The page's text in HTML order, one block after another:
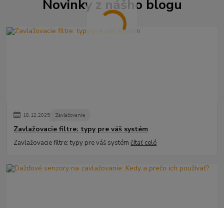
Novinky z nášho blogu
18.12.2025 Zavlažovanie
Zavlažovacie filtre: typy pre váš systém
Zavlažovacie filtre: typy pre váš systémčítať celé